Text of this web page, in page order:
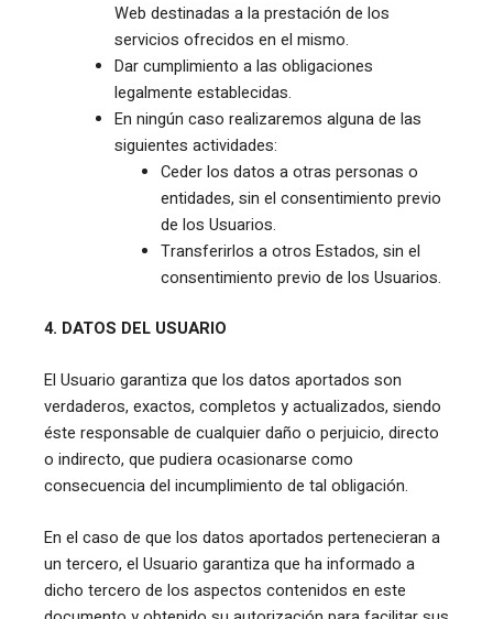
Web destinadas a la prestación de los
servicios ofrecidos en el mismo.
Dar cumplimiento a las obligaciones
legalmente establecidas.
En ningún caso realizaremos alguna de las
siguientes actividades:
Ceder los datos a otras personas o
entidades, sin el consentimiento previo
de los Usuarios.
Transferirlos a otros Estados, sin el
consentimiento previo de los Usuarios.
4. DATOS DEL USUARIO
El Usuario garantiza que los datos aportados son
verdaderos, exactos, completos y actualizados, siendo
éste responsable de cualquier daño o perjuicio, directo
o indirecto, que pudiera ocasionarse como
consecuencia del incumplimiento de tal obligación.
En el caso de que los datos aportados pertenecieran a
un tercero, el Usuario garantiza que ha informado a
dicho tercero de los aspectos contenidos en este